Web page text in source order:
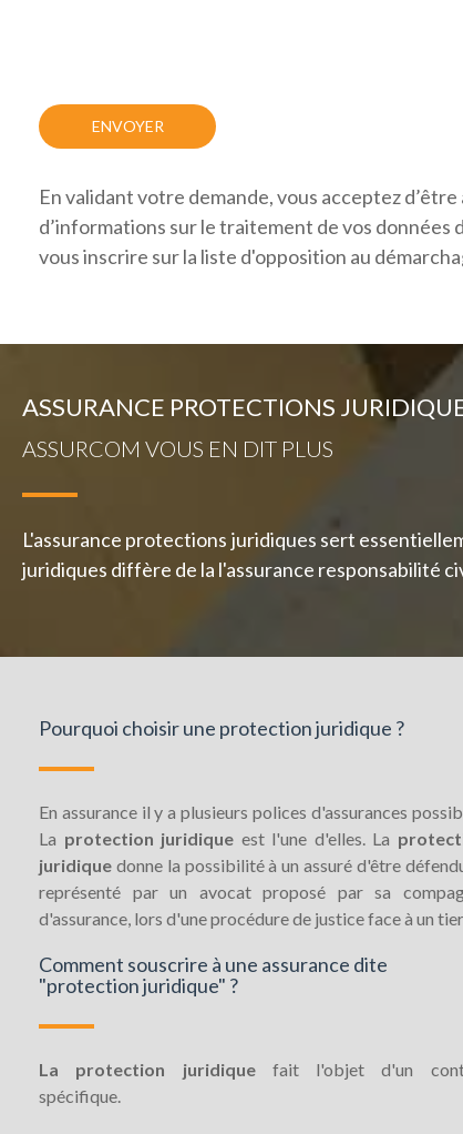
En validant votre demande, vous acceptez
d’informations sur le traitement de vos données
vous inscrire sur la liste d'opposition au
ASSURANCE PROTECTIONS
ASSURCOM VOUS EN DIT PLUS
L'assurance protections juridiques sert
juridiques diffère de la l'assurance responsabilité
Pourquoi choisir une protection juridique ?
En assurance il y a plusieurs polices d'assurances
La protection juridique est l'une d'elles. La
juridique donne la possibilité à un assuré d'être
représenté par un avocat proposé par sa
d'assurance, lors d'une procédure de justice face à un
Comment souscrire à une assurance dite
"protection juridique" ?
La protection juridiquefait l'objet d'un
spécifique.